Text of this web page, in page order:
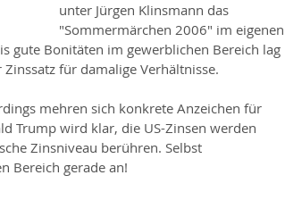
unter Jürgen Klinsmann das
"Sommermärchen 2006" im eigenen
gute Bonitäten im gewerblichen Bereich lag
für damalige Verhältnisse.
mehren sich konkrete Anzeichen für
Trump wird klar, die US-Zinsen werden
Zinsniveau berühren. Selbst
Bereich gerade an!